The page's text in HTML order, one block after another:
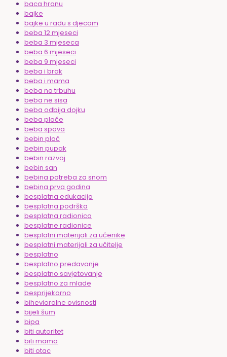
baca hranu
bajke
bajke u radu s djecom
beba 12 mjeseci
beba 3 mjeseca
beba 6 mjeseci
beba 9 mjeseci
beba i brak
beba i mama
beba na trbuhu
beba ne sisa
beba odbija dojku
beba plače
beba spava
bebin plač
bebin pupak
bebin razvoj
bebin san
bebina potreba za snom
bebina prva godina
besplatna edukacija
besplatna podrška
besplatna radionica
besplatne radionice
besplatni materijali za učenike
besplatni materijali za učitelje
besplatno
besplatno predavanje
besplatno savjetovanje
besplatno za mlade
besprijekorno
bihevioralne ovisnosti
bijeli šum
bipa
biti autoritet
biti mama
biti otac